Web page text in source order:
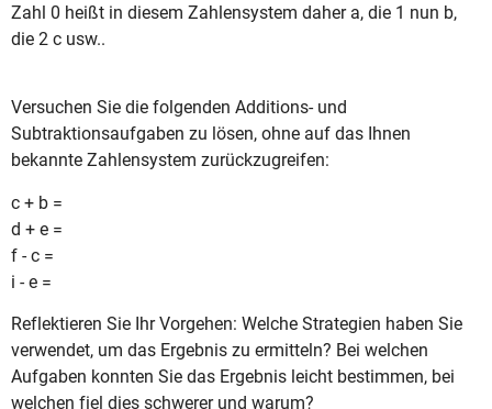
Zahl 0 heißt in diesem Zahlensystem daher a, die 1 nun b,
die 2 c usw..
Versuchen Sie die folgenden Additions- und
Subtraktionsaufgaben zu lösen, ohne auf das Ihnen
bekannte Zahlensystem zurückzugreifen:
c + b =
d + e =
f - c =
i - e =
Reflektieren Sie Ihr Vorgehen: Welche Strategien haben Sie
verwendet, um das Ergebnis zu ermitteln? Bei welchen
Aufgaben konnten Sie das Ergebnis leicht bestimmen, bei
welchen fiel dies schwerer und warum?